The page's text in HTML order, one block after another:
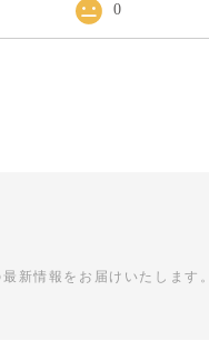
0
新情報をお届けいたします。